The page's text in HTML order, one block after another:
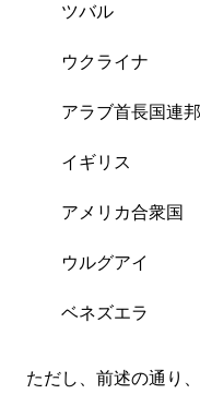
ツバル
ウクライナ
アラブ首長国連邦
イギリス
アメリカ合衆国
ウルグアイ
ベネズエラ
ただし、前述の通り